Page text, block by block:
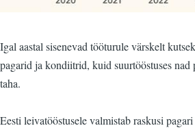
Igal aastal sisenevad tööturule värskelt
pagarid ja kondiitrid, kuid suurtööstuses nad
taha.
Eesti leivatööstusele valmistab raskusi